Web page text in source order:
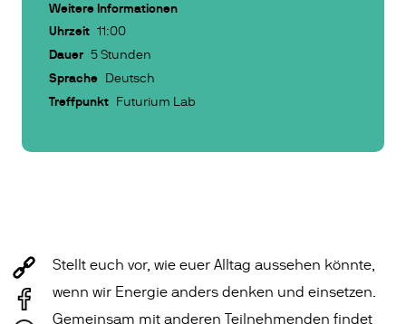
Weitere Informationen
Uhrzeit 11:00
Dauer 5 Stunden
Sprache Deutsch
Treffpunkt Futurium Lab
Stellt euch vor, wie euer Alltag aussehen könnte,
wenn wir Energie anders denken und einsetzen.
Gemeinsam mit anderen Teilnehmenden findet